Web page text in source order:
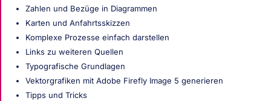
Zahlen und Bezüge in Diagrammen
Karten und Anfahrtsskizzen
Komplexe Prozesse einfach darstellen
Links zu weiteren Quellen
Typografische Grundlagen
Vektorgrafiken mit Adobe Firefly Image 5 generieren
Tipps und Tricks